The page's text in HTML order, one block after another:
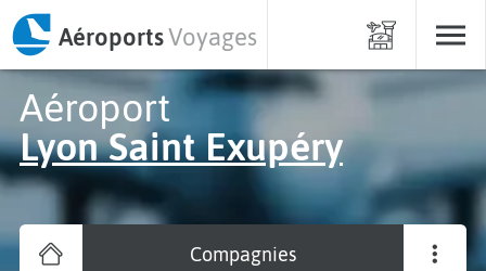
AéroportsVoyages
Aéroport
Lyon Saint Exupéry
Compagnies